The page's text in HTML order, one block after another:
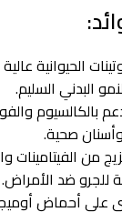
الحيوانية
البدني السليم.
بالكالسيوم
صحية.
من الفيتامينات
للجرو ضد الأمراض.
على أحماض